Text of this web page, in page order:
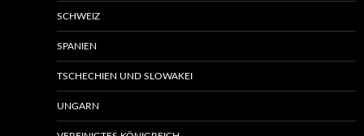
SCHWEIZ
SPANIEN
TSCHECHIEN UND SLOWAKEI
UNGARN